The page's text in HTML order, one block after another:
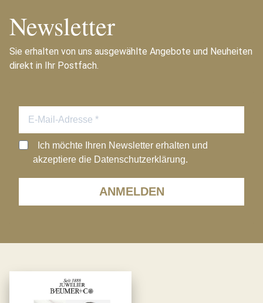
Newsletter
Sie erhalten von uns ausgewählte Angebote und Neuheiten
direkt in Ihr Postfach.
ANMELDEN
Ich möchte Ihren Newsletter erhalten und
akzeptiere die Datenschutzerklärung.